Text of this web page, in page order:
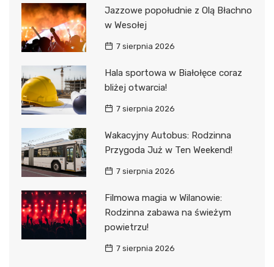
Jazzowe popołudnie z Olą Błachno
w Wesołej
7 sierpnia 2026
Hala sportowa w Białołęce coraz
bliżej otwarcia!
7 sierpnia 2026
Wakacyjny Autobus: Rodzinna
Przygoda Już w Ten Weekend!
7 sierpnia 2026
Filmowa magia w Wilanowie:
Rodzinna zabawa na świeżym
powietrzu!
7 sierpnia 2026